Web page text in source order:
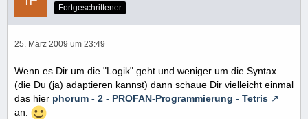
Fortgeschrittener
25. März 2009 um 23:49
Wenn es Dir um die "Logik" geht und weniger um die Syntax
(die Du (ja) adaptieren kannst) dann schaue Dir vielleicht einmal
das hier phorum - 2 - PROFAN-Programmierung - Tetris
an.